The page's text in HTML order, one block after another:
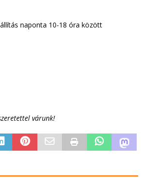
naponta 10-18 óra között
várunk!